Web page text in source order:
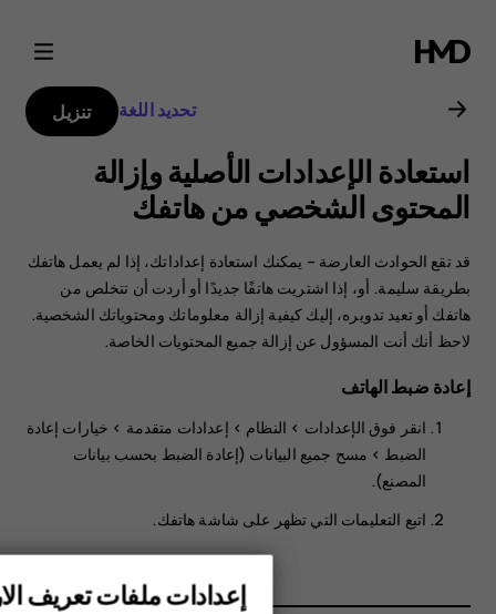
دليل
مستخدم
Nokia
C1
2nd
Edition
تحديد اللغة تنزيل
استعادة الإعدادات الأصلية وإزالة
المحتوى الشخصي من هاتفك
قد تقع الحوادث العارضة – يمكنك استعادة إعداداتك، إذا لم يعمل هاتفك
بطريقة سليمة. أو، إذا اشتريت هاتفًا جديدًا أو أردت أن تتخلص من
هاتفك أو تعيد تدويره، إليك كيفية إزالة معلوماتك ومحتوياتك الشخصية.
لاحظ أنك أنت المسؤول عن إزالة جميع المحتويات الخاصة.
إعادة ضبط الهاتف
انقر فوق الإعدادات‏‎ > النظام‏‎ > إعدادات متقدمة > خيارات إعادة
الضبط > مسح جميع البيانات (إعادة الضبط بحسب بيانات
المصنع).
اتبع التعليمات التي تظهر على شاشة هاتفك.
إعدادات ملفات تعريف